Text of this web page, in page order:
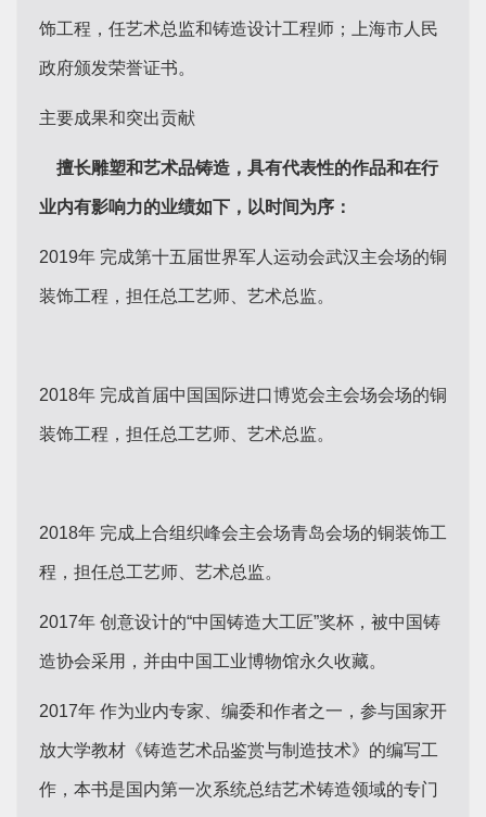
饰工程，任艺术总监和铸造设计工程师；上海市人民
政府颁发荣誉证书。
主要成果和突出贡献
擅长雕塑和艺术品铸造，具有代表性的作品和在行
业内有影响力的业绩如下，以时间为序：
2019年 完成第十五届世界军人运动会武汉主会场的铜
装饰工程，担任总工艺师、艺术总监。
2018年 完成首届中国国际进口博览会主会场会场的铜
装饰工程，担任总工艺师、艺术总监。
2018年 完成上合组织峰会主会场青岛会场的铜装饰工
程，担任总工艺师、艺术总监。
2017年 创意设计的“中国铸造大工匠”奖杯，被中国铸
造协会采用，并由中国工业博物馆永久收藏。
2017年 作为业内专家、编委和作者之一，参与国家开
放大学教材《铸造艺术品鉴赏与制造技术》的编写工
作，本书是国内第一次系统总结艺术铸造领域的专门